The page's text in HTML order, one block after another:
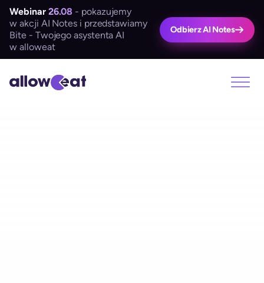
Webinar 26.08 - pokazujemy
w akcji AI Notes i przedstawiamy
Bite - Twojego asystenta AI
w alloweat
Odbierz AI Notes